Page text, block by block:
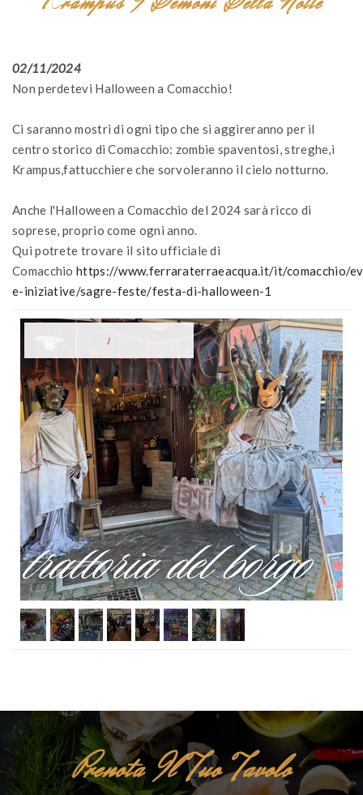
02/11/2024
Non perdetevi Halloween a Comacchio!
Ci saranno mostri di ogni tipo che si aggireranno per il
centro storico di Comacchio: zombie spaventosi, streghe,i
Krampus,fattucchiere che sorvoleranno il cielo notturno.
Anche l'Halloween a Comacchio del 2024 sarà ricco di
soprese, proprio come ogni anno.
Qui potrete trovare il sito ufficiale di
Comacchiohttps://www.ferraraterraeacqua.it/it/comacchio/
e-iniziative/sagre-feste/festa-di-halloween-1
1/8
1
Prenota Il Tuo Tavolo